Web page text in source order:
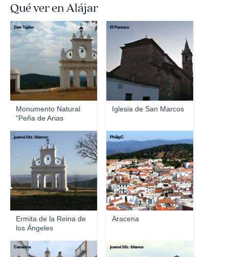
Qué ver en Alájar
Monumento Natural
"Peña de Arias
Dan Taylor
Iglesia de San Marcos
El Pantera
Ermita de la Reina de
los Ángeles
juanvi.fdz.-blanco
Aracena
PhilipC
Canarina juanvi.fdz.-blanco